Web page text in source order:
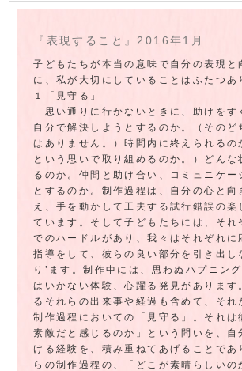
『表現すること』2016年1月
子どもたちが本当の意味で自分の表現と
に、私が大切にしていることはふたつあ
１「見守る」
思い通りに行かないときに、助けをす
自分で解決しようとするのか。（そのど
はありません。）時間内に終えられるの
という思いで取り組めるのか。）どんな
るのか。仲間と助け合い、コミュニケー
とするのか。制作過程は、自分の心と向
え、手を動かして工夫する試行錯誤の楽
ています。そして子どもたちには、それ
でのハードルがあり、我々はそれぞれに
指導をして、彼らの良い部分を引き出し
り’ます。制作中には、思わぬハプニン
はいかない体験、心躍る発見があります
るそれらの出来事や経過も含めて、それ
制作過程においての「見守る」。それは
素敵だと感じるのか」という問いを、自
ける経験を、積み重ねてあげることであ
らの制作過程の、「どこが素晴らしいの